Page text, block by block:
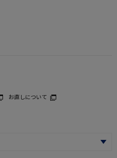
お直しについて